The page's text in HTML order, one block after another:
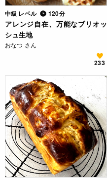
中級 レベル 120分
アレンジ自在、万能なブリオッ
シュ生地
おなつ さん
233